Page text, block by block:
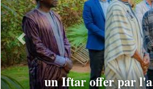
un Iftar offer par